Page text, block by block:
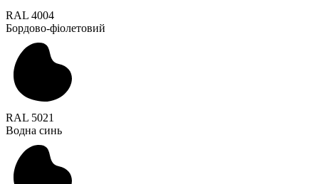
RAL 4004
Бордово-фіолетовий
RAL 5021
Водна синь